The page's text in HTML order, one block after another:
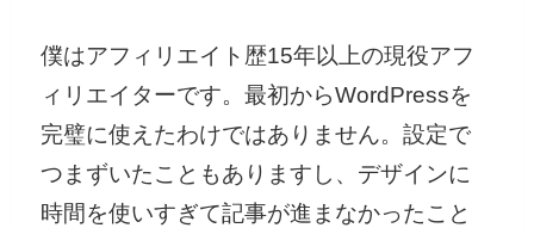
僕はアフィリエイト歴15年以上の現役アフ
ィリエイターです。最初からWordPressを
完璧に使えたわけではありません。設定で
つまずいたこともありますし、デザインに
時間を使いすぎて記事が進まなかったこと